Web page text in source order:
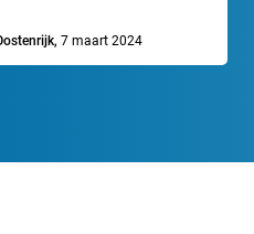
7 maart 2024